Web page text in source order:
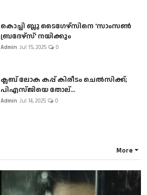
കൊച്ചി ബ്ലൂ ടൈഗേഴ്സിനെ 'സാംസൺ
ബ്രദേഴ്സ്' നയിക്കും
Admin Jul 15, 2025 0
ക്ലബ് ലോക കപ്പ് കിരീടം ചെല്‍സിക്ക്;
പിഎസ്ജിയെ തോല്...
Admin Jul 14, 2025 0
More